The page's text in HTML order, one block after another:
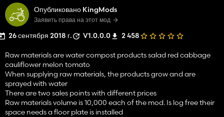
Опубликовано KingMods
Заявить права на этот мод
26 сентября 2018 г. V1.0.0.0 2 458
Raw materials are water compost products salad red cabbage
cauliflower melon tomato
When supplying raw materials, the products grow and are
sprayed with water
There are two sales points with different prices
Raw materials volume is 10,000 each of the mod. Is log free their
space needs a floor plate is installed